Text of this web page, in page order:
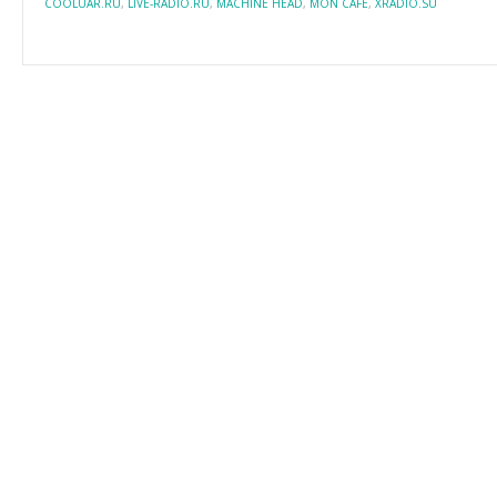
COOLUAR.RU, LIVE-RADIO.RU, MACHINE HEAD, MON CAFE, XRADIO.SU